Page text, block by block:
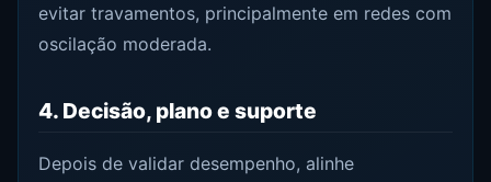
evitar travamentos, principalmente em redes com
oscilação moderada.
4. Decisão, plano e suporte
Depois de validar desempenho, alinhe